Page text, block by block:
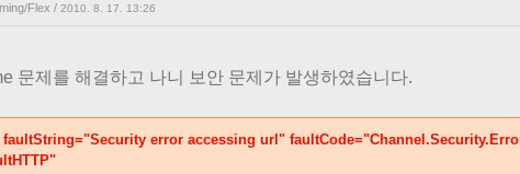
Flex / 2010. 8. 17. 13:26
문제를 해결하고 나니 보안 문제가 발생하였습니다.
faultString="Security error accessing url"